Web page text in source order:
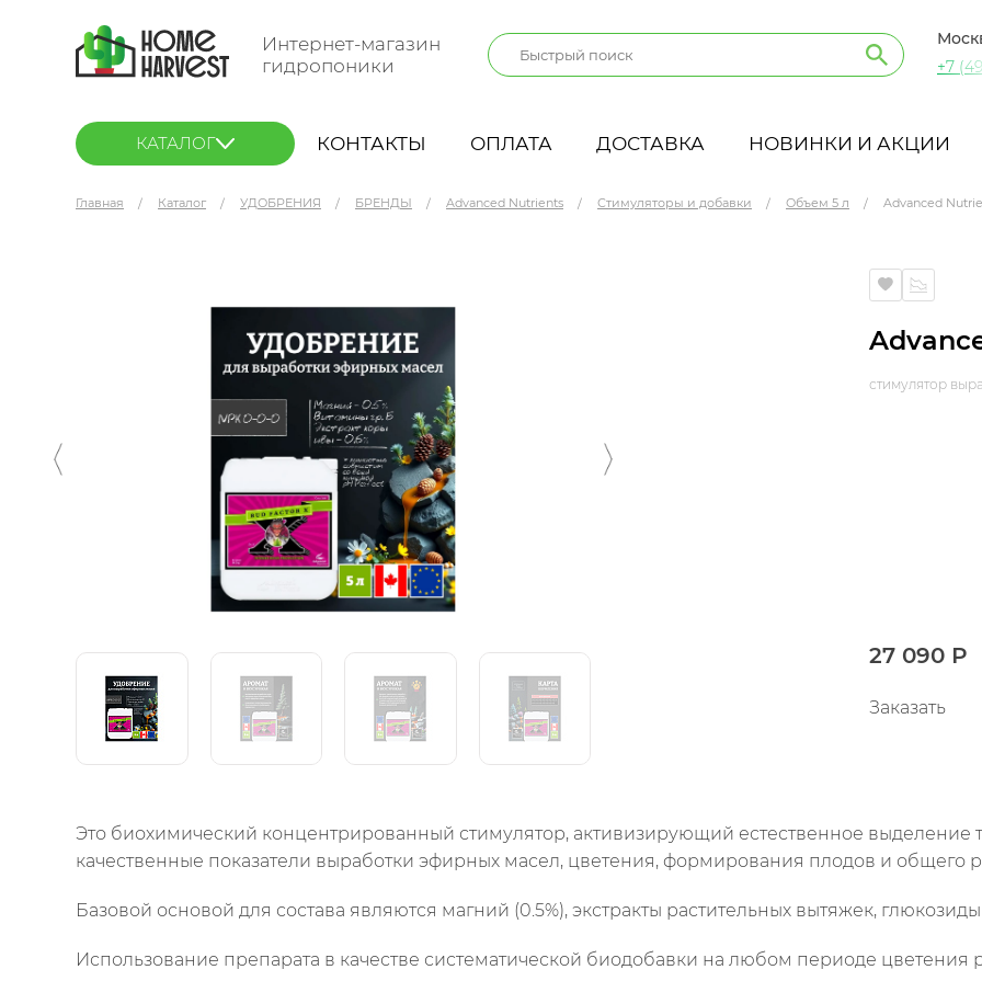
Интернет-магазин
гидропоники
+7
КАТАЛОГ КОНТАКТЫ ОПЛАТА ДОСТАВКА НОВИНКИ И АКЦИИ
Главная Каталог УДОБРЕНИЯ БРЕНДЫ Advanced Nutrients Стимуляторы и добавки Объем 5 л Advanced
стимулятор
27 090 Р
Заказать
Это биохимический концентрированный стимулятор, активизирующий естественное
качественные показатели выработки эфирных масел, цветения, формирования плодов и общего
Базовой основой для состава являются магний (0.5%), экстракты растительных вытяжек,
Использование препарата в качестве систематической биодобавки на любом периоде цветения